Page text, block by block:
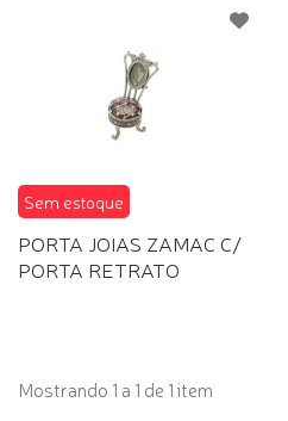
Sem estoque
PORTA JOIAS ZAMAC C/
PORTA RETRATO
Mostrando 1 a 1 de 1 item